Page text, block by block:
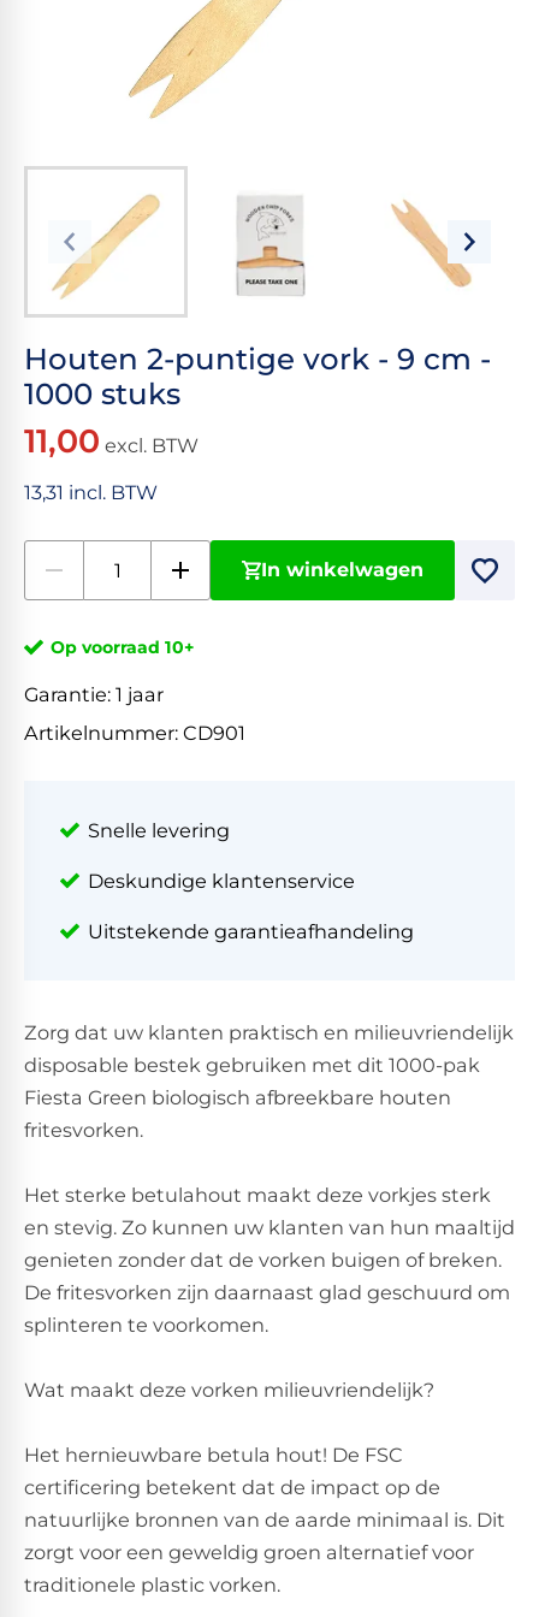
Houten 2-puntige vork - 9 cm -
1000 stuks
11,00 excl. BTW
13,31 incl. BTW
In winkelwagen
Op voorraad 10+
Garantie: 1 jaar
Artikelnummer: CD901
Snelle levering
Deskundige klantenservice
Uitstekende garantieafhandeling
Zorg dat uw klanten praktisch en milieuvriendelijk
disposable bestek gebruiken met dit 1000-pak
Fiesta Green biologisch afbreekbare houten
fritesvorken.
Het sterke betulahout maakt deze vorkjes sterk
en stevig. Zo kunnen uw klanten van hun maaltijd
genieten zonder dat de vorken buigen of breken.
De fritesvorken zijn daarnaast glad geschuurd om
splinteren te voorkomen.
Wat maakt deze vorken milieuvriendelijk?
Het hernieuwbare betula hout! De FSC
certificering betekent dat de impact op de
natuurlijke bronnen van de aarde minimaal is. Dit
zorgt voor een geweldig groen alternatief voor
traditionele plastic vorken.